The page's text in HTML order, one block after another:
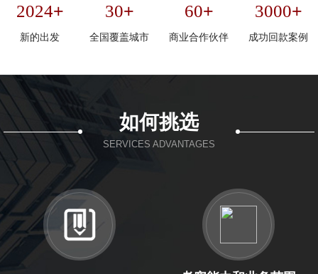
2024+
新的出发
30+
全国覆盖城市
60+
商业合作伙伴
3000+
成功回款案例
如何挑选
SERVICES ADVANTAGES